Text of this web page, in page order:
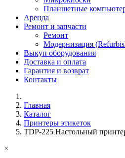
Планшетные
Аренда
Ремонт и запчасти
Ремонт
Модернизация
Выкуп оборудования
Доставка и оплата
Гарантия и возврат
Контакты
Главная
Каталог
Принтеры этикеток
TDP-225 Настольный
×